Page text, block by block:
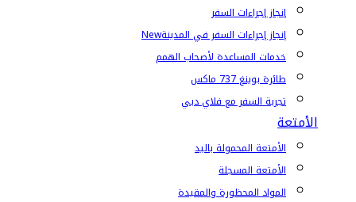
إنجاز إجراءات السفر
إنجاز إجراءات السفر في المدينةNew
خدمات المساعدة لأصحاب الهمم
طائرة بوينغ 737 ماكس
تجربة السفر مع فلاي دبي
الأمتعة
الأمتعة المحمولة باليد
الأمتعة المسجلة
المواد المحظورة والمقيدة